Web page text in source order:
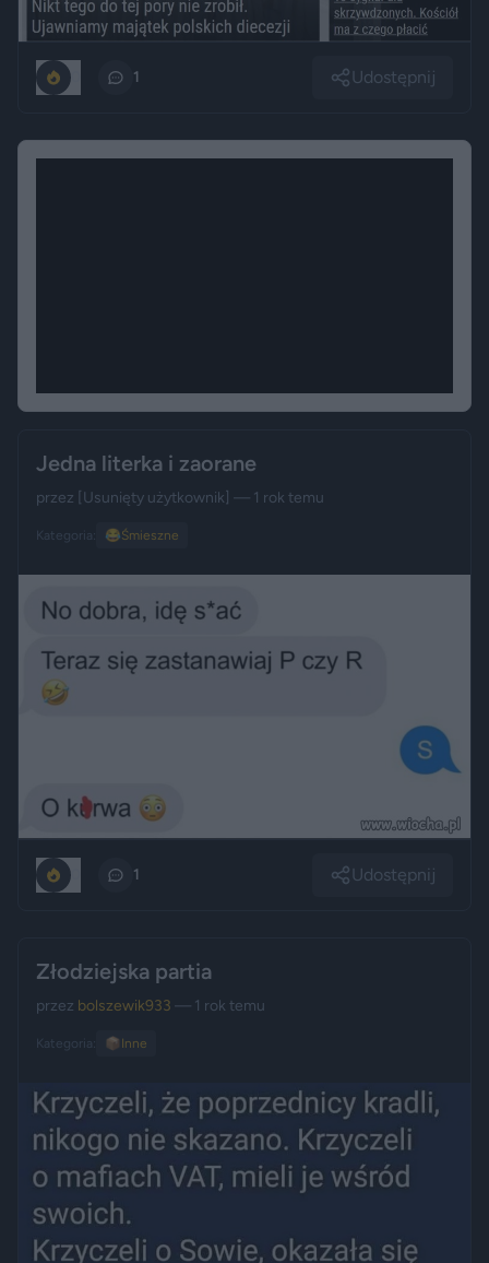
1 Udostępnij
Jedna literka i zaorane
przez [Usunięty użytkownik] — 1 rok temu
Kategoria: 😂Śmieszne
1 Udostępnij
Złodziejska partia
przez bolszewik933 — 1 rok temu
Kategoria: 📦 Inne